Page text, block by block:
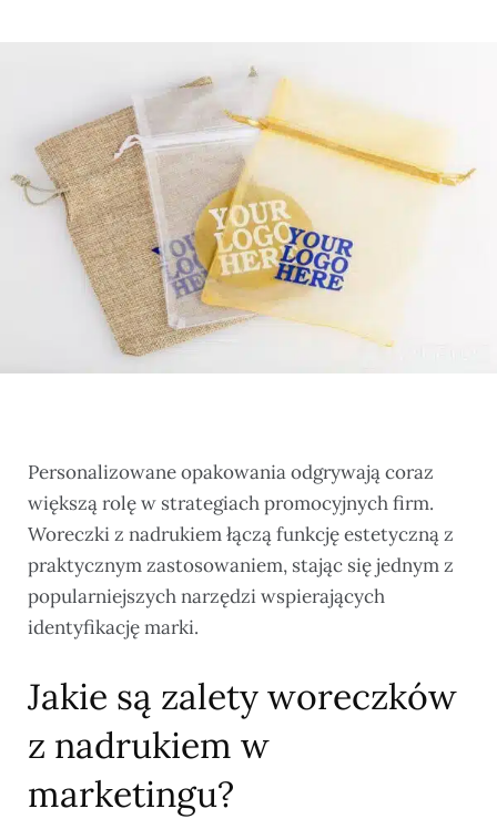
Personalizowane opakowania odgrywają coraz
większą rolę w strategiach promocyjnych firm.
Woreczki z nadrukiem łączą funkcję estetyczną z
praktycznym zastosowaniem, stając się jednym z
popularniejszych narzędzi wspierających
identyfikację marki.
Jakie są zalety woreczków
z nadrukiem w
marketingu?